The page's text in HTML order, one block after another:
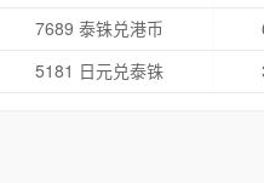
7689 泰铢兑港币
5181 日元兑泰铢